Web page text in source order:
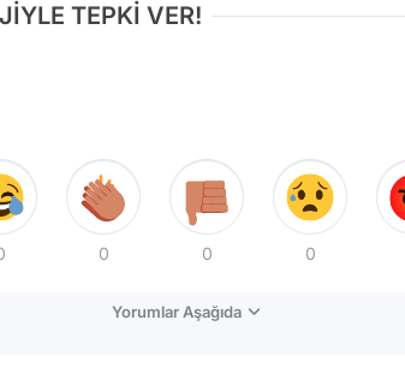
TEPKİ VER!
0 0 0
Yorumlar Aşağıda